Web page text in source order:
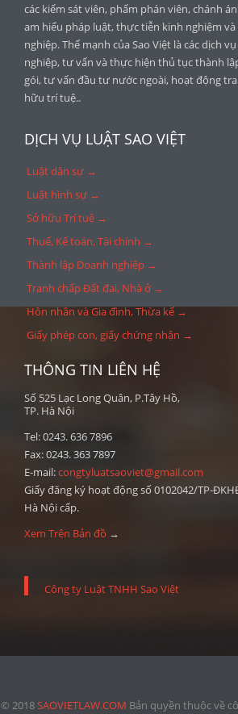
các kiểm sát viên, phẩm phán viên, chánh
am hiểu pháp luật, thực tiễn kinh nghiệm
nghiệp. Thế mạnh của Sao Việt là các dịch
nghiệp, tư vấn và thực hiện thủ tục thành
gói, tư vấn đầu tư nước ngoài, hoạt động
hữu trí tuệ..
DỊCH VỤ LUẬT SAO VIỆT
Luật dân sự →
Luật hình sự →
Sở hữu Trí tuệ →
Thuế, Kế toán, Tài chính →
Thành lập Doanh nghiệp →
Tranh chấp Đất đai, Nhà ở →
Hôn nhân và Gia đình, Thừa kế →
Giấy phép con, giấy chứng nhận →
THÔNG TIN LIÊN HỆ
Số 525 Lạc Long Quân, P.Tây Hồ,
TP. Hà Nội
Tel: 0243. 636 7896
Fax: 0243. 363 7897
E-mail:congtyluatsaoviet@gmail.com
Giấy đăng ký hoạt động số 0102042/TP-
Hà Nội cấp.
Xem Trên Bản đồ →
Công ty Luật TNHH Sao Việt
© 2018SAOVIETLAW.COM Bản quyền thuộc về